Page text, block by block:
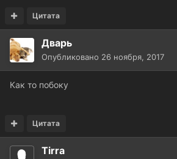
Цитата
Дварь
Опубликовано 26 ноября, 2017
Как то побоку
Цитата
Tirra